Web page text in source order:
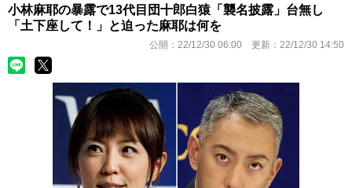
小林麻耶の暴露で13代目団十郎白猿「襲名披露」台無し
「土下座して！」と迫った麻耶は何を
公開： 22/12/30 06:00 更新： 22/12/30 14:50